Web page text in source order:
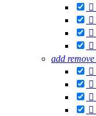




add remove



